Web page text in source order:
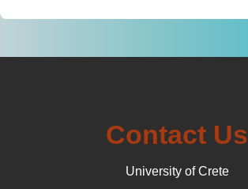
Contact Us
University of Crete